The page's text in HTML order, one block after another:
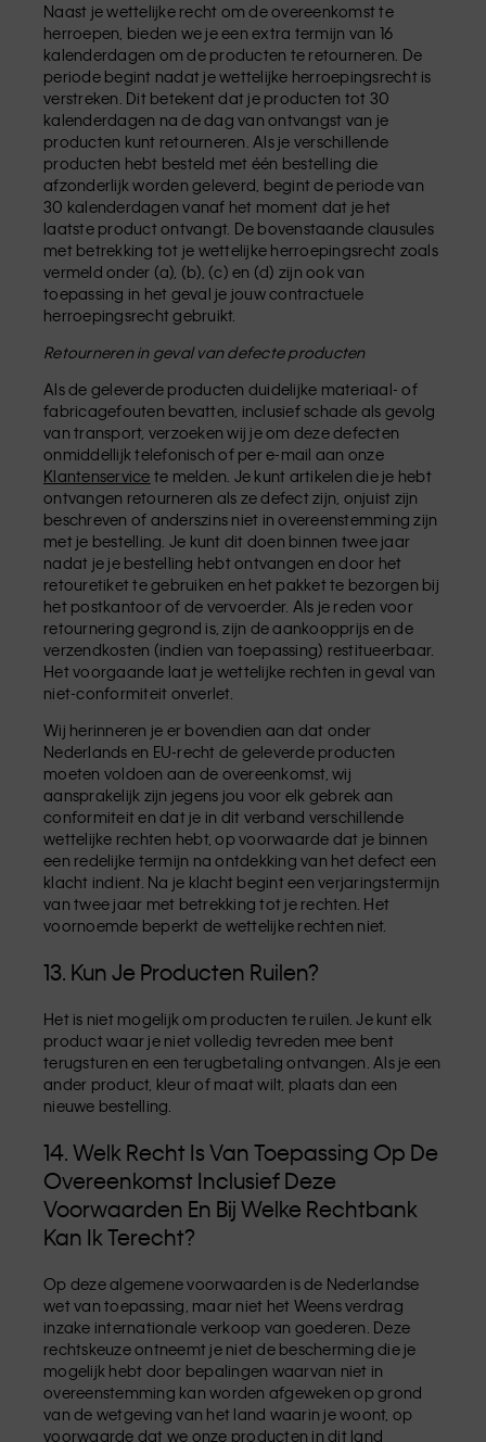
Naast je wettelijke recht om de overeenkomst te
herroepen, bieden we je een extra termijn van 16
kalenderdagen om de producten te retourneren. De
periode begint nadat je wettelijke herroepingsrecht is
verstreken. Dit betekent dat je producten tot 30
kalenderdagen na de dag van ontvangst van je
producten kunt retourneren. Als je verschillende
producten hebt besteld met één bestelling die
afzonderlijk worden geleverd, begint de periode van
30 kalenderdagen vanaf het moment dat je het
laatste product ontvangt. De bovenstaande clausules
met betrekking tot je wettelijke herroepingsrecht zoals
vermeld onder (a), (b), (c) en (d) zijn ook van
toepassing in het geval je jouw contractuele
herroepingsrecht gebruikt.
Retourneren in geval van defecte producten
Als de geleverde producten duidelijke materiaal- of
fabricagefouten bevatten, inclusief schade als gevolg
van transport, verzoeken wij je om deze defecten
onmiddellijk telefonisch of per e-mail aan onze
Klantenservice te melden. Je kunt artikelen die je hebt
ontvangen retourneren als ze defect zijn, onjuist zijn
beschreven of anderszins niet in overeenstemming zijn
met je bestelling. Je kunt dit doen binnen twee jaar
nadat je je bestelling hebt ontvangen en door het
retouretiket te gebruiken en het pakket te bezorgen bij
het postkantoor of de vervoerder. Als je reden voor
retournering gegrond is, zijn de aankoopprijs en de
verzendkosten (indien van toepassing) restitueerbaar.
Het voorgaande laat je wettelijke rechten in geval van
niet-conformiteit onverlet.
Wij herinneren je er bovendien aan dat onder
Nederlands en EU-recht de geleverde producten
moeten voldoen aan de overeenkomst, wij
aansprakelijk zijn jegens jou voor elk gebrek aan
conformiteit en dat je in dit verband verschillende
wettelijke rechten hebt, op voorwaarde dat je binnen
een redelijke termijn na ontdekking van het defect een
klacht indient. Na je klacht begint een verjaringstermijn
van twee jaar met betrekking tot je rechten. Het
voornoemde beperkt de wettelijke rechten niet.
13. Kun Je Producten Ruilen?
Het is niet mogelijk om producten te ruilen. Je kunt elk
product waar je niet volledig tevreden mee bent
terugsturen en een terugbetaling ontvangen. Als je een
ander product, kleur of maat wilt, plaats dan een
nieuwe bestelling.
14. Welk Recht Is Van Toepassing Op De
Overeenkomst Inclusief Deze
Voorwaarden En Bij Welke Rechtbank
Kan Ik Terecht?
Op deze algemene voorwaarden is de Nederlandse
wet van toepassing, maar niet het Weens verdrag
inzake internationale verkoop van goederen. Deze
rechtskeuze ontneemt je niet de bescherming die je
mogelijk hebt door bepalingen waarvan niet in
overeenstemming kan worden afgeweken op grond
van de wetgeving van het land waarin je woont, op
voorwaarde dat we onze producten in dit land